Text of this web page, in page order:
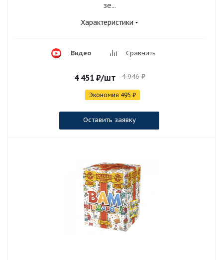
зе...
Характеристики
Видео Сравнить
4 451 ₽/шт 4 946₽
Экономия 495 ₽
Оставить заявку